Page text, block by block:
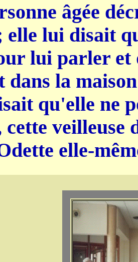
âgée
elle lui disait
lui parler et
dans la
qu'elle ne
veilleuse
elle-